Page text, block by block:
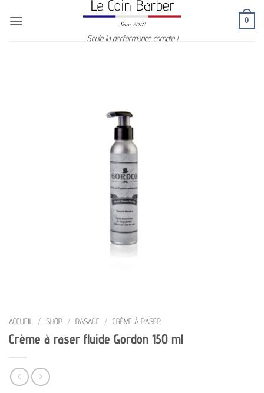
Seule la performance compte !
0
ACCUEIL / SHOP / RASAGE / CRÈME À RASER
Crème à raser fluide Gordon 150 ml